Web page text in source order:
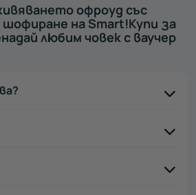
офроуд със
на Smart!Купи за
любим човек с ваучер